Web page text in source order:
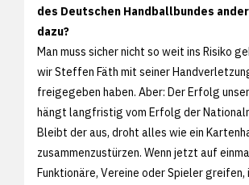
des Deutschen Handballbundes
dazu?
Man muss sicher nicht so weit ins Risiko
wir Steffen Fäth mit seiner
freigegeben haben. Aber: Der Erfolg
hängt langfristig vom Erfolg der
Bleibt der aus, droht alles wie ein
zusammenzustürzen. Wenn jetzt auf
Funktionäre, Vereine oder Spieler greifen,